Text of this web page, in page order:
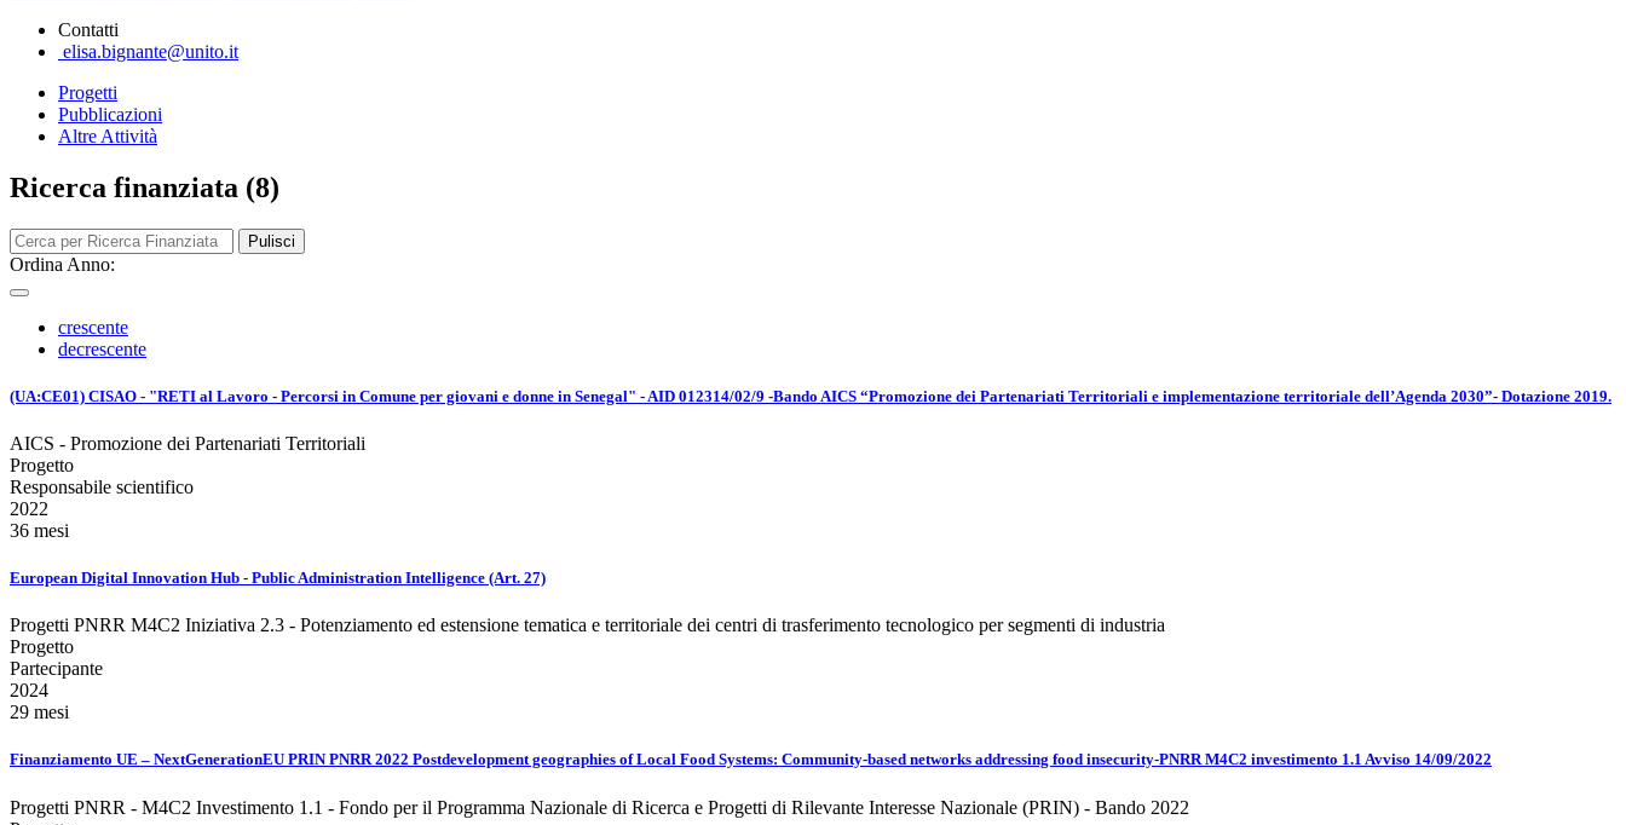
Contatti
elisa.bignante@unito.it
Progetti
Pubblicazioni
Altre Attività
Ricerca finanziata (8)
Pulisci
Ordina Anno:
crescente
decrescente
(UA:CE01) CISAO - "RETI al Lavoro - Percorsi in Comune per giovani e donne in Senegal" - AID 012314/02/9 -Bando AICS “Promozione dei Partenariati Territoriali e implementazione territoriale dell’Agenda 2030”- Dotazione 2019.
AICS - Promozione dei Partenariati Territoriali
Progetto
Responsabile scientifico
2022
36 mesi
European Digital Innovation Hub - Public Administration Intelligence (Art. 27)
Progetti PNRR M4C2 Iniziativa 2.3 - Potenziamento ed estensione tematica e territoriale dei centri di trasferimento tecnologico per segmenti di industria
Progetto
Partecipante
2024
29 mesi
Finanziamento UE – NextGenerationEU PRIN PNRR 2022 Postdevelopment geographies of Local Food Systems: Community-based networks addressing food insecurity-PNRR M4C2 investimento 1.1 Avviso 14/09/2022
Progetti PNRR - M4C2 Investimento 1.1 - Fondo per il Programma Nazionale di Ricerca e Progetti di Rilevante Interesse Nazionale (PRIN) - Bando 2022